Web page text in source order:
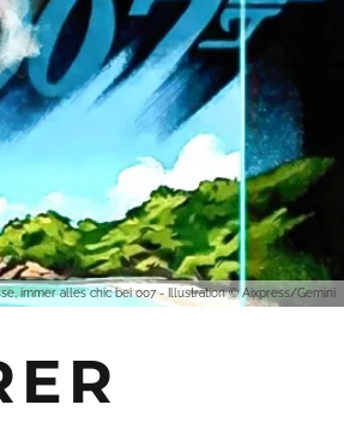
immer alles chic bei 007 - Illustration © Aixpress/Gemini